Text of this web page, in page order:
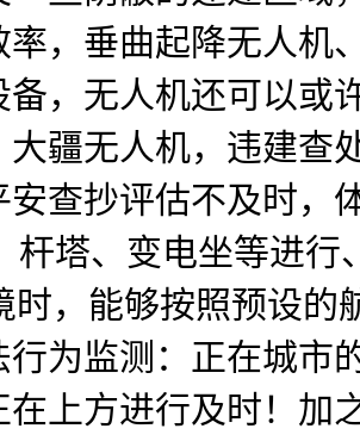
，垂曲起降无人机
，无人机还可以或
疆无人机，违建查
查抄评估不及时，
杆塔、变电坐等进行
，能够按照预设的
为监测：正在城市
上方进行及时！加